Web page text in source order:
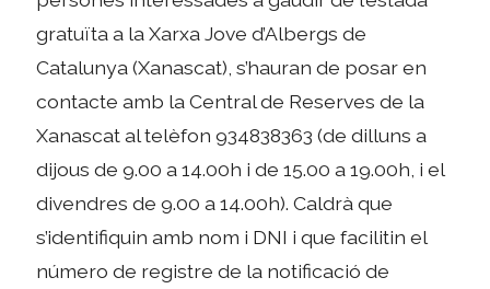
gratuïta a la Xarxa Jove d’Albergs de
Catalunya (Xanascat), s’hauran de posar en
contacte amb la Central de Reserves de la
Xanascat al telèfon 934838363 (de dilluns a
dijous de 9.00 a 14.00h i de 15.00 a 19.00h, i el
divendres de 9.00 a 14.00h). Caldrà que
s’identifiquin amb nom i DNI i que facilitin el
número de registre de la notificació de